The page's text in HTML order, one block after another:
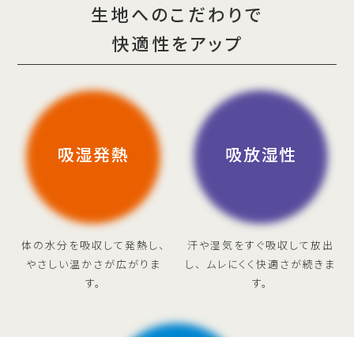
生地へのこだわりで
快適性をアップ
体の水分を吸収して発熱し、
やさしい温かさが広がりま
す。
汗や湿気をすぐ吸収して放出
し、 ムレにくく快適さが続きま
す。